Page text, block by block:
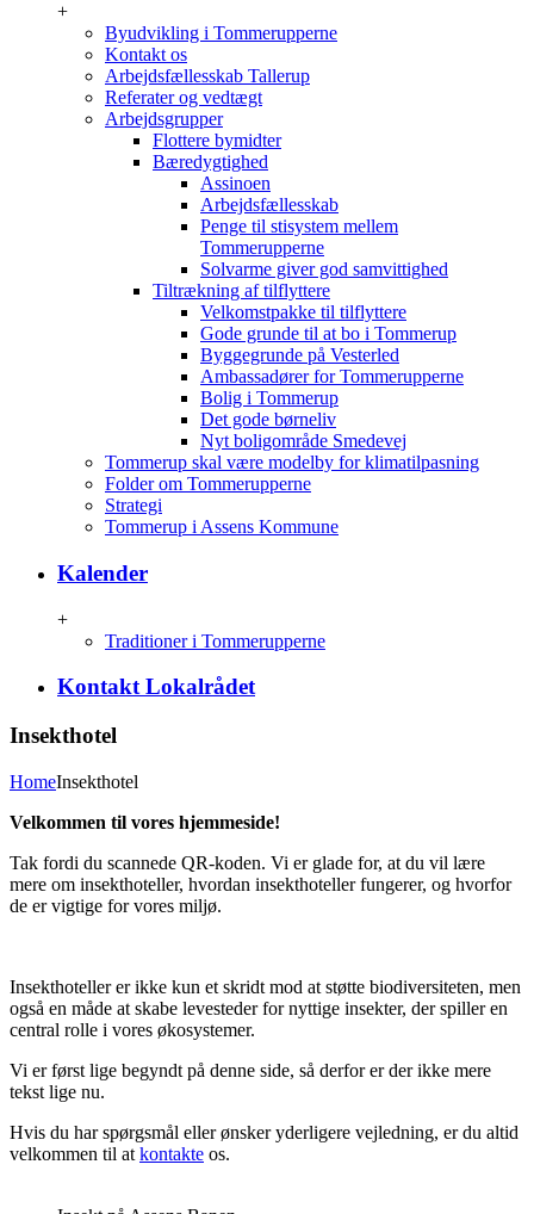
+
Byudvikling i Tommerupperne
Kontakt os
Arbejdsfællesskab Tallerup
Referater og vedtægt
Arbejdsgrupper
Flottere bymidter
Bæredygtighed
Assinoen
Arbejdsfællesskab
Penge til stisystem mellem
Tommerupperne
Solvarme giver god samvittighed
Tiltrækning af tilflyttere
Velkomstpakke til tilflyttere
Gode grunde til at bo i Tommerup
Byggegrunde på Vesterled
Ambassadører for Tommerupperne
Bolig i Tommerup
Det gode børneliv
Nyt boligområde Smedevej
Tommerup skal være modelby for klimatilpasning
Folder om Tommerupperne
Strategi
Tommerup i Assens Kommune
Kalender
+
Traditioner i Tommerupperne
Kontakt Lokalrådet
Insekthotel
HomeInsekthotel
Velkommen til vores hjemmeside!
Tak fordi du scannede QR-koden. Vi er glade for, at du vil lære
mere om insekthoteller, hvordan insekthoteller fungerer, og hvorfor
de er vigtige for vores miljø.
Insekthoteller er ikke kun et skridt mod at støtte biodiversiteten, men
også en måde at skabe levesteder for nyttige insekter, der spiller en
central rolle i vores økosystemer.
Vi er først lige begyndt på denne side, så derfor er der ikke mere
tekst lige nu.
Hvis du har spørgsmål eller ønsker yderligere vejledning, er du altid
velkommen til at kontakte os.